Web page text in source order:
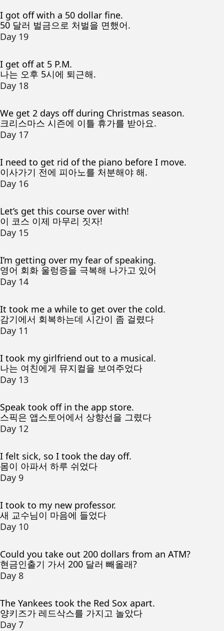
I got off with a 50 dollar fine.
50 달러 벌금으로 처벌을 면했어.
Day 19
I get off at 5 P.M.
나는 오후 5시에 퇴근해.
Day 18
We get 2 days off during Christmas season.
크리스마스 시즌에 이틀 휴가를 받아요.
Day 17
I need to get rid of the piano before I move.
이사가기 전에 피아노를 처분해야 해.
Day 16
Let’s get this course over with!
이 코스 이제 마무리 짓자!
Day 15
I’m getting over my fear of speaking.
영어 회화 울렁증을 극복해 나가고 있어
Day 14
It took me a while to get over the cold.
감기에서 회복하는데 시간이 좀 걸렸다
Day 11
I took my girlfriend out to a musical.
나는 여친에게 뮤지컬을 보여주었다
Day 13
Speak took off in the app store.
스픽은 앱스토어에서 상향선을 그렸다
Day 12
I felt sick, so I took the day off.
몸이 아파서 하루 쉬었다
Day 9
I took to my new professor.
새 교수님이 마음에 들었다
Day 10
Could you take out 200 dollars from an ATM?
현금인출기 가서 200 달러 빼올래?
Day 8
The Yankees took the Red Sox apart.
양키즈가 레드삭스를 가지고 놀았다
Day 7